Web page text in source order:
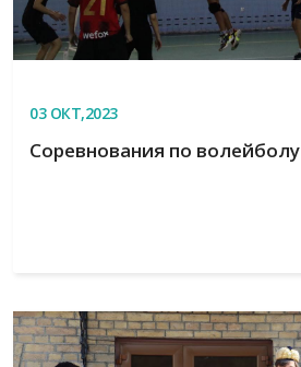
03ОКТ,2023
Соревнования по волейболу